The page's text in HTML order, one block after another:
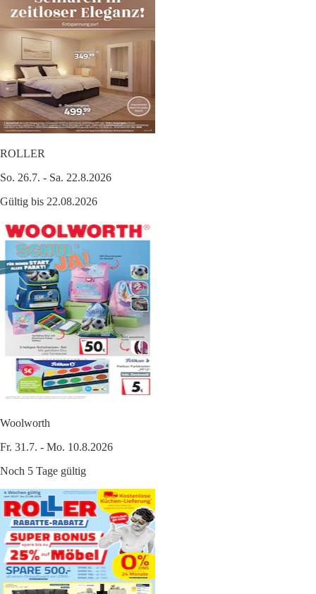
ROLLER
So. 26.7. - Sa. 22.8.2026
Gültig bis 22.08.2026
Woolworth
Fr. 31.7. - Mo. 10.8.2026
Noch 5 Tage gültig